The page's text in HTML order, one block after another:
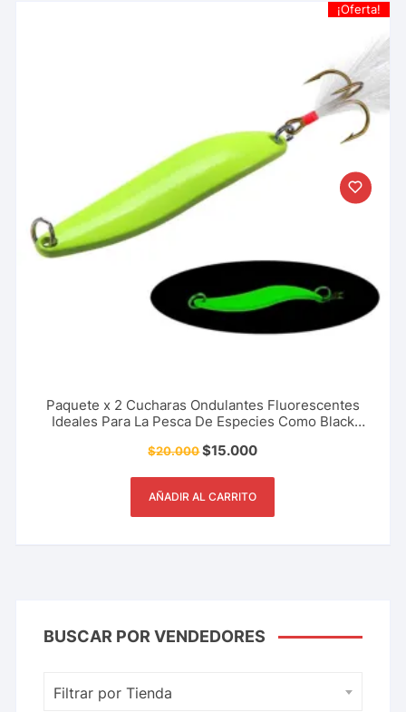
¡Oferta!
Paquete x 2 Cucharas Ondulantes Fluorescentes
Ideales Para La Pesca De Especies Como Black
$20.000$15.000
AÑADIR AL CARRITO
BUSCAR POR VENDEDORES
Filtrar por Tienda